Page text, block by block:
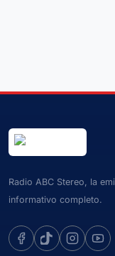
Radio ABC Stereo, la
informativo completo.